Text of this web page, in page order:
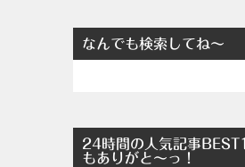
なんでも検索してね～
24時間の人気記事
もありがと～っ！